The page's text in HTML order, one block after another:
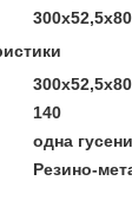
140
одна
Резино-